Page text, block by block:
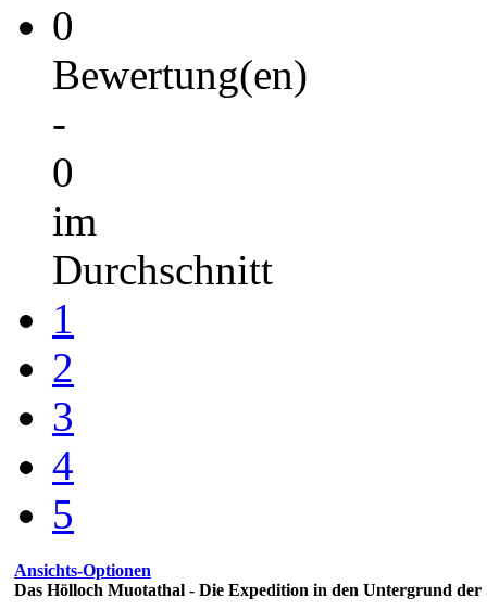
0
Bewertung(en)
-
0
im
Durchschnitt
1
2
3
4
5
Ansichts-Optionen
Das Hölloch Muotathal - Die Expedition in den Untergrund der